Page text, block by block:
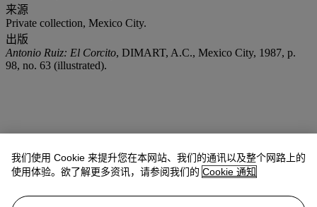
来源
Private collection, Mexico City.
出版
Antonio Ruiz: El Corcito, DIMART, A.C., Mexico City, 1987, p.
98, no. 63 (illustrated).
我们使用 Cookie 来提升您在本网站、我们的通讯以及整个网路上的
使用体验。欲了解更多资讯，请参阅我们的 Cookie 通知